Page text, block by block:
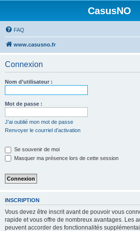
CasusNO
FAQ
www.casusno.fr
Connexion
Nom d’utilisateur :
Mot de passe :
J’ai oublié mon mot de passe
Renvoyer le courriel d’activation
Se souvenir de moi
Masquer ma présence lors de cette session
INSCRIPTION
Vous devez être inscrit avant de pouvoir vous
rapide et vous offre de nombreux avantages. Les
peuvent accorder des fonctionnalités